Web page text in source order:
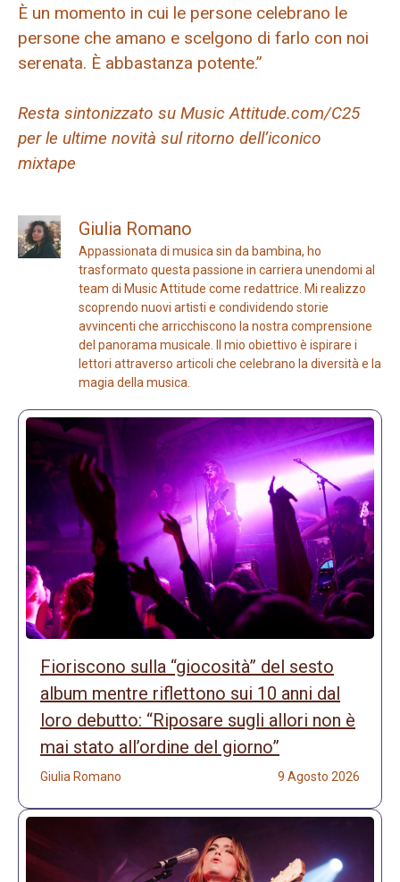
È un momento in cui le persone celebrano le
persone che amano e scelgono di farlo con noi
serenata. È abbastanza potente.”
Resta sintonizzato su Music Attitude.com/C25
per le ultime novità sul ritorno dell’iconico
mixtape
Giulia Romano
Appassionata di musica sin da bambina, ho
trasformato questa passione in carriera unendomi al
team di Music Attitude come redattrice. Mi realizzo
scoprendo nuovi artisti e condividendo storie
avvincenti che arricchiscono la nostra comprensione
del panorama musicale. Il mio obiettivo è ispirare i
lettori attraverso articoli che celebrano la diversità e la
magia della musica.
Fioriscono sulla “giocosità” del sesto
album mentre riflettono sui 10 anni dal
loro debutto: “Riposare sugli allori non è
mai stato all’ordine del giorno”
Giulia Romano 9 Agosto 2026